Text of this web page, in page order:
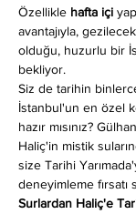
Özellikle hafta içi
avantajıyla,
olduğu, huzurlu bir
bekliyor.
Siz de tarihin
İstanbul'un en özel
hazır mısınız?
Haliç'in mistik
size Tarihi
deneyimleme fırsatı
Surlardan Haliç'e